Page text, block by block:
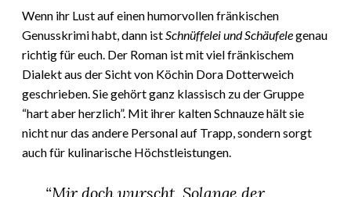
Wenn ihr Lust auf einen humorvollen fränkischen
Genusskrimi habt, dann istSchnüffelei und Schäufelegenau
richtig für euch. Der Roman ist mit viel fränkischem
Dialekt aus der Sicht von Köchin Dora Dotterweich
geschrieben. Sie gehört ganz klassisch zu der Gruppe
“hart aber herzlich”. Mit ihrer kalten Schnauze hält sie
nicht nur das andere Personal auf Trapp, sondern sorgt
auch für kulinarische Höchstleistungen.
“Mir doch wurscht. Solange der